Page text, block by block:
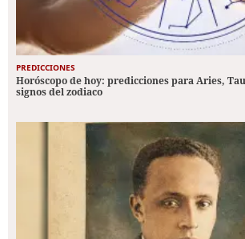
PREDICCIONES
Horóscopo de hoy: predicciones para Aries,
signos del zodiaco